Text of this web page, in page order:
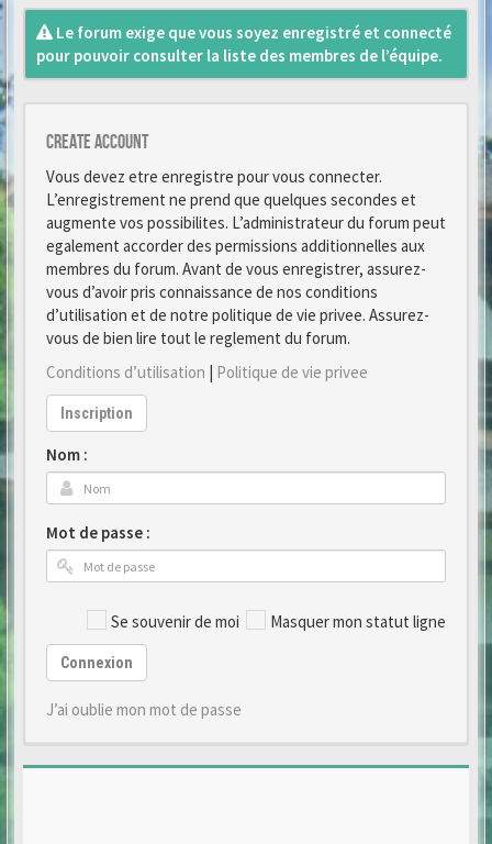
Le forum exige que vous soyez enregistré et connecté
pour pouvoir consulter la liste des membres de l’équipe.
Create account
Vous devez etre enregistre pour vous connecter.
L’enregistrement ne prend que quelques secondes et
augmente vos possibilites. L’administrateur du forum peut
egalement accorder des permissions additionnelles aux
membres du forum. Avant de vous enregistrer, assurez-
vous d’avoir pris connaissance de nos conditions
d’utilisation et de notre politique de vie privee. Assurez-
vous de bien lire tout le reglement du forum.
Conditions d’utilisation | Politique de vie privee
Inscription
Nom :
Mot de passe :
Se souvenir de moi Masquer mon statut ligne
Connexion
J’ai oublie mon mot de passe